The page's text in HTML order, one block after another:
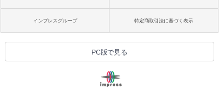
インプレスグループ 特定商取引法に基づく表示
PC版で見る